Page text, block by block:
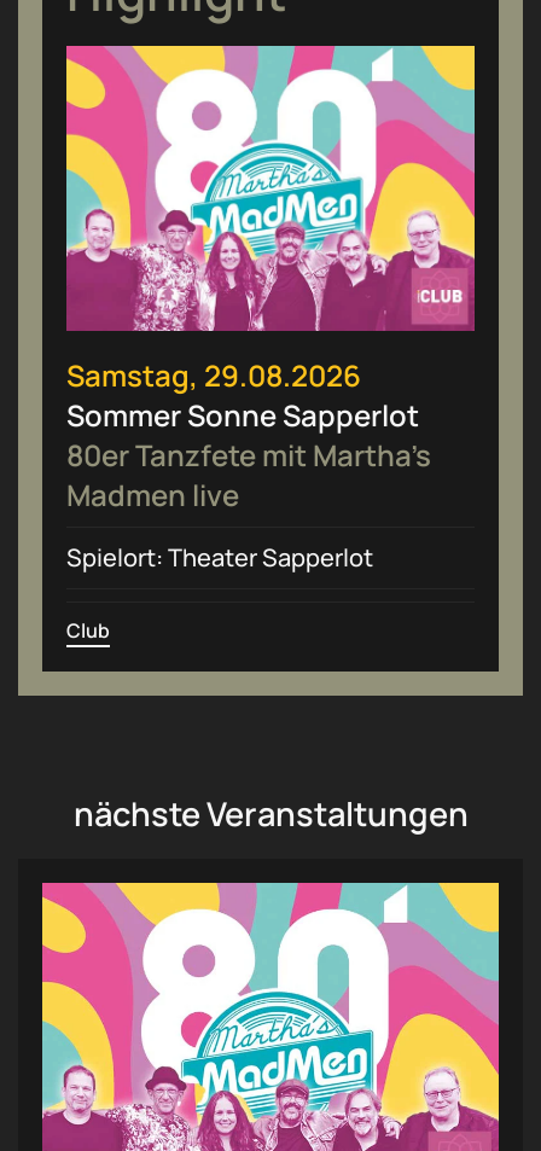
Samstag, 29.08.2026
Sommer Sonne Sapperlot
80er Tanzfete mit Martha’s
Madmen live
Spielort: Theater Sapperlot
Club
nächste Veranstaltungen